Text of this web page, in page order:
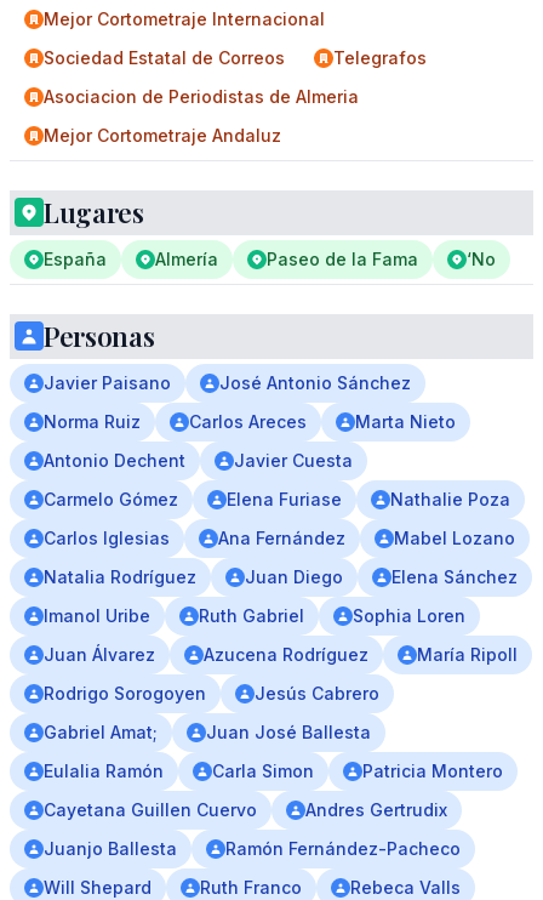
Mejor Cortometraje Internacional
Sociedad Estatal de Correos
Telegrafos
Asociacion de Periodistas de Almeria
Mejor Cortometraje Andaluz
Lugares
España Almería Paseo de la Fama ‘No
Personas
Javier Paisano
José Antonio Sánchez
Norma Ruiz
Carlos Areces
Marta Nieto
Antonio Dechent
Javier Cuesta
Carmelo Gómez
Elena Furiase
Nathalie Poza
Carlos Iglesias
Ana Fernández
Mabel Lozano
Natalia Rodríguez
Juan Diego
Elena Sánchez
Imanol Uribe
Ruth Gabriel
Sophia Loren
Juan Álvarez
Azucena Rodríguez
María Ripoll
Rodrigo Sorogoyen
Jesús Cabrero
Gabriel Amat;
Juan José Ballesta
Eulalia Ramón
Carla Simon
Patricia Montero
Cayetana Guillen Cuervo
Andres Gertrudix
Juanjo Ballesta
Ramón Fernández-Pacheco
Will Shepard
Ruth Franco
Rebeca Valls